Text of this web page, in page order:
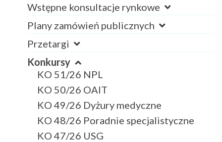
Wstępne konsultacje rynkowe
Plany zamówień publicznych
Przetargi
Konkursy
KO 51/26 NPL
KO 50/26 OAIT
KO 49/26 Dyżury medyczne
KO 48/26 Poradnie specjalistyczne
KO 47/26 USG